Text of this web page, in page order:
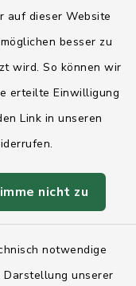
auf dieser Website
besser zu
wird. So können wir
erteilte Einwilligung
Link in unseren
nicht zu
notwendige
Darstellung unserer
Holstein